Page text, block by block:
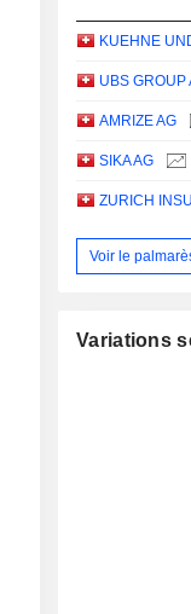
UBS GROUP
AMRIZE AG
SIKA AG
Voir le
Variations